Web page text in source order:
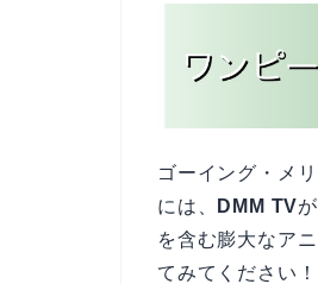
ゴーイング・メ
には、
DMM TV
を含む膨大なア
てみてください！